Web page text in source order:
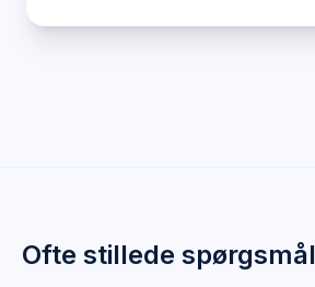
Ofte stillede spørgsmål